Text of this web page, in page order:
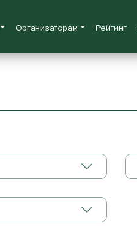
Организаторам Рейтинг